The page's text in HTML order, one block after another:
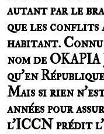
e
r
o
o
k
r
a
m
d
I
n
autant par le
que les conflits
habitant.
nom de
qu’en
Mais si rien
années pour
l’ICCN prédit